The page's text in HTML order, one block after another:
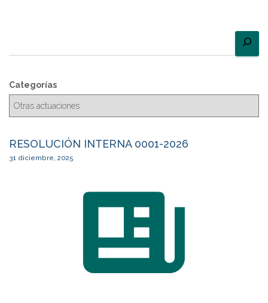
Categorías
RESOLUCIÓN INTERNA 0001-2026
31 diciembre, 2025